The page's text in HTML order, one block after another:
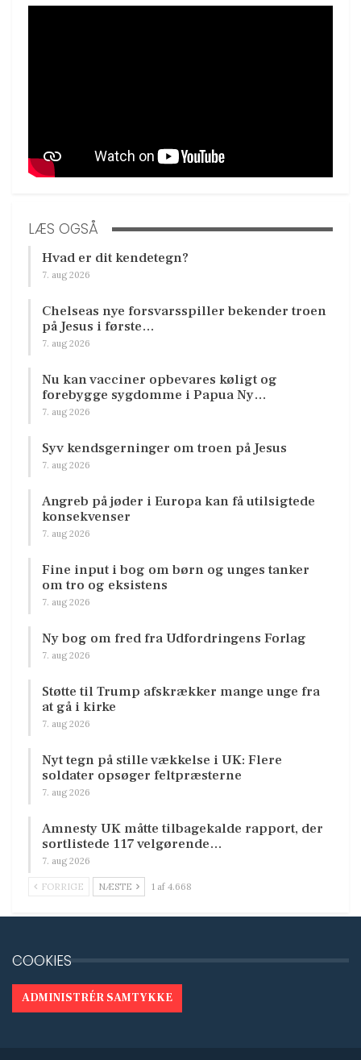
LÆS OGSÅ
Hvad er dit kendetegn?
7. aug 2026
Chelseas nye forsvarsspiller bekender troen
på Jesus i første…
7. aug 2026
Nu kan vacciner opbevares køligt og
forebygge sygdomme i Papua Ny…
7. aug 2026
Syv kendsgerninger om troen på Jesus
7. aug 2026
Angreb på jøder i Europa kan få utilsigtede
konsekvenser
7. aug 2026
Fine input i bog om børn og unges tanker
om tro og eksistens
7. aug 2026
Ny bog om fred fra Udfordringens Forlag
7. aug 2026
Støtte til Trump afskrækker mange unge fra
at gå i kirke
7. aug 2026
Nyt tegn på stille vækkelse i UK: Flere
soldater opsøger feltpræsterne
7. aug 2026
Amnesty UK måtte tilbagekalde rapport, der
sortlistede 117 velgørende…
7. aug 2026
FORRIGE NÆSTE 1 af 4.668
COOKIES
ADMINISTRÉR SAMTYKKE